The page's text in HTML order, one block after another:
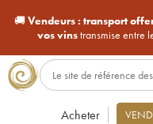
🚚Vendeurs : transport
vos vinstransmise entre
Acheter